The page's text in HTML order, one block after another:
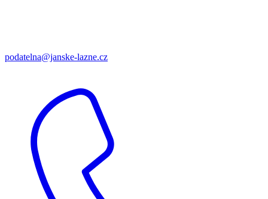
podatelna@janske-lazne.cz